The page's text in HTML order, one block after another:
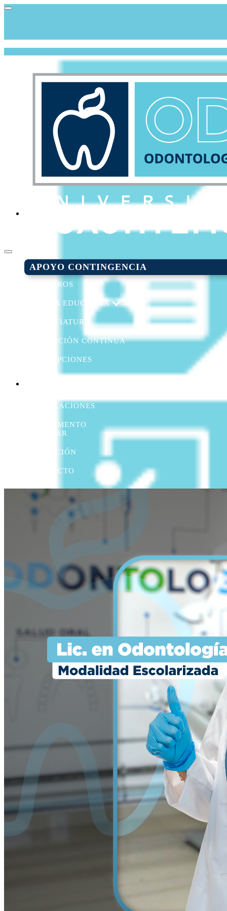
APOYO CONTINGENCIA
NOSOTROS
OFERTA EDUCATIVA
LICENCIATURA
EDUCACIÓN CONTINUA
INSCRIPCIONES
INSTALACIONES
REGLAMENTO
ESCOLAR
UBICACIÓN
CONTACTO